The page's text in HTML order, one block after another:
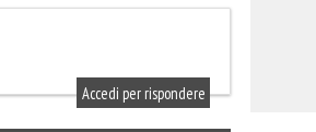
Accedi per rispondere